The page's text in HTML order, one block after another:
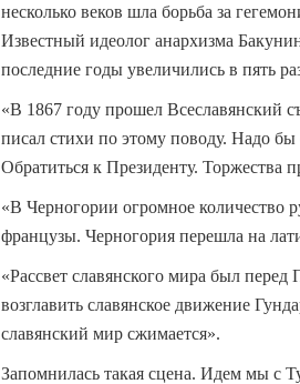
несколько веков шла борьба за
Известный идеолог анархизма
последние годы увеличились в пять
«В 1867 году прошел Всеславянский
писал стихи по этому поводу. Надо
Обратиться к Президенту. Торжества
«В Черногории огромное количество
французы. Черногория перешла на
«Рассвет славянского мира был
возглавить славянское движение
славянский мир сжимается».
Запомнилась такая сцена. Идем мы с